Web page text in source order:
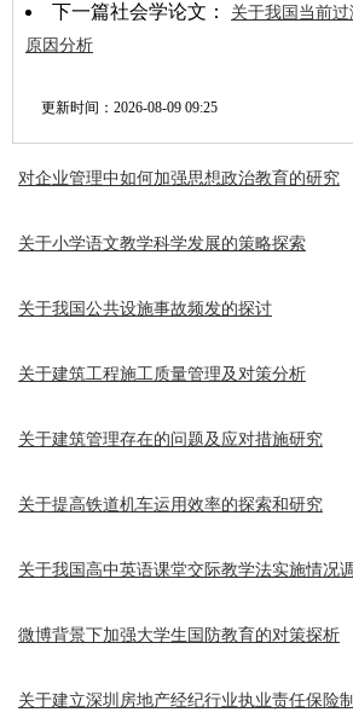
下一篇社会学论文：
关于我国当前
原因分析
更新时间： 2026-08-09 09:25
对企业管理中如何加强思想政治教育的研究
关于小学语文教学科学发展的策略探索
关于我国公共设施事故频发的探讨
关于建筑工程施工质量管理及对策分析
关于建筑管理存在的问题及应对措施研究
关于提高铁道机车运用效率的探索和研究
关于我国高中英语课堂交际教学法实施情况
微博背景下加强大学生国防教育的对策探析
关于建立深圳房地产经纪行业执业责任保险